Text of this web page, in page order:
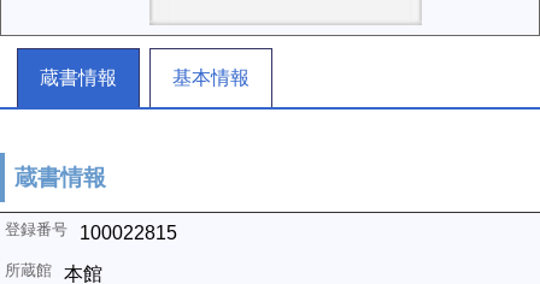
蔵書情報 基本情報
蔵書情報
100022815
本館